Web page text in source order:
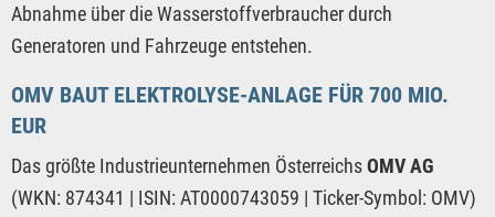
Abnahme über die Wasserstoffverbraucher durch
Generatoren und Fahrzeuge entstehen.
OMV BAUT ELEKTROLYSE-ANLAGE FÜR 700 MIO.
EUR
Das größte Industrieunternehmen ÖsterreichsOMV AG
(WKN: 874341 | ISIN: AT0000743059 | Ticker-Symbol: OMV)